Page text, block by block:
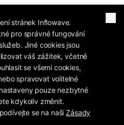
stránek Inflowave.
pro správné fungování
Jiné cookies jsou
váš zážitek, včetně
se všemi cookies,
spravovat volitelné
pouze nezbytné
kdykoliv změnit.
se na našiZásady